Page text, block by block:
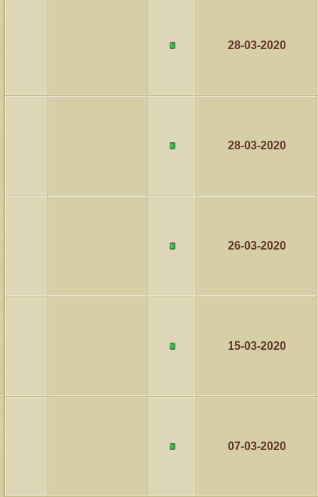
28-03-2020
28-03-2020
26-03-2020
15-03-2020
07-03-2020